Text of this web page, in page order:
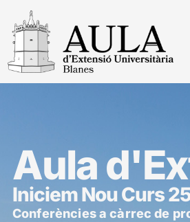
Aula
Iniciem Nou Curs
Conferències a càrrec de